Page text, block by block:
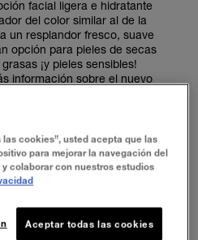
facial ligera e hidratante
del color similar al de la
un resplandor fresco, suave
opción para pieles de secas
¡y pieles sensibles!
información sobre el nuevo
cookies”, usted acepta que las
para mejorar la navegación del
colaborar con nuestros estudios
Aceptar todas las cookies